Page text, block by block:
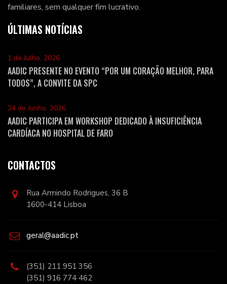
familiares, sem qualquer fim lucrativo.
ÚLTIMAS NOTÍCIAS
1 de Julho, 2026
AADIC PRESENTE NO EVENTO “POR UM CORAÇÃO MELHOR, PARA
TODOS”, A CONVITE DA SPC
24 de Junho, 2026
AADIC PARTICIPA EM WORKSHOP DEDICADO À INSUFICIÊNCIA
CARDÍACA NO HOSPITAL DE FARO
CONTACTOS
Rua Armindo Rodrigues, 36 B
1600-414 Lisboa
geral@aadic.pt
(351) 211 951 356
(351) 916 774 462